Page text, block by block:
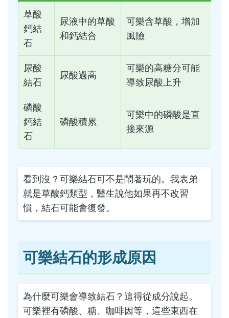
草酸
鈣結
石
尿液中的草酸
和鈣結合
可樂含草酸，增加
風險
尿酸
結石
尿酸過高
可樂的高糖分可能
導致尿酸上升
磷酸
鈣結
石
磷酸積累
可樂中的磷酸是直
接來源
看到沒？可樂結石可不是鬧著玩的。我表弟
就是草酸鈣類型，醫生說他如果再不改習
慣，結石可能會復發。
可樂結石的形成原因
為什麼可樂會導致結石？這得從成分說起。
可樂裡有磷酸、糖、咖啡因等，這些東西在